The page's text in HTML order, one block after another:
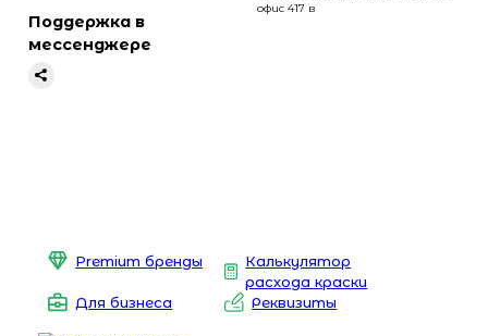
Поддержка в
мессенджере
офис 417 в
Premium бренды
Калькулятор
расхода краски
Для бизнеса
Реквизиты